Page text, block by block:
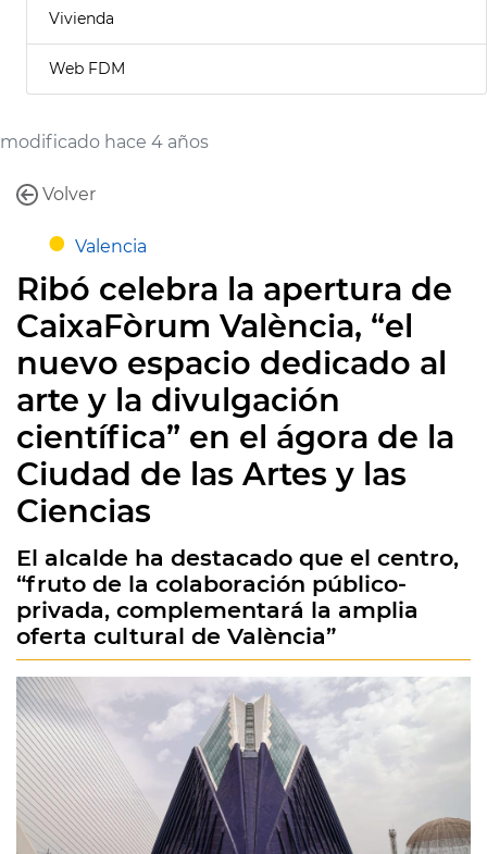
Vivienda
Web FDM
modificado hace 4 años
Volver
Valencia
Ribó celebra la apertura de
CaixaFòrum València, “el
nuevo espacio dedicado al
arte y la divulgación
científica” en el ágora de la
Ciudad de las Artes y las
Ciencias
El alcalde ha destacado que el centro,
“fruto de la colaboración público-
privada, complementará la amplia
oferta cultural de València”